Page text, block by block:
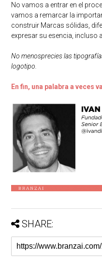
No vamos a entrar en el
vamos a remarcar la
construir Marcas sólidas,
expresar su esencia, incluso
No menosprecies las
logotipo.
En fin, una palabra a veces
SHARE: